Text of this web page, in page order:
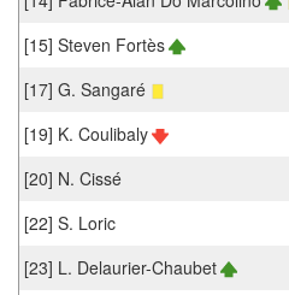
[15] Steven Fortès
[17] G. Sangaré
[19] K. Coulibaly
[20] N. Cissé
[22] S. Loric
[23] L. Delaurier-Chaubet